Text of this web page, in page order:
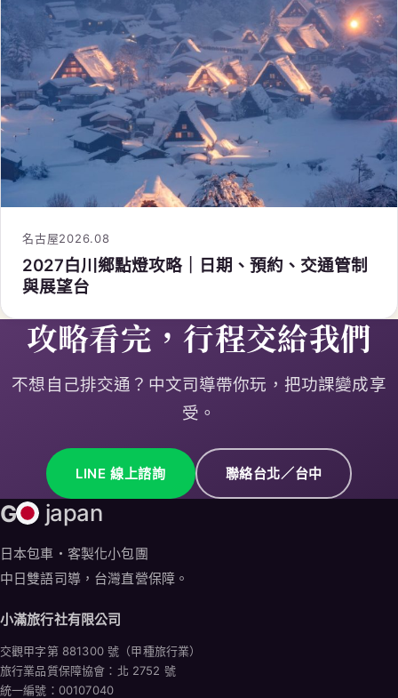
名古屋2026.08
2027白川鄉點燈攻略｜日期、預約、交通管制
與展望台
攻略看完，行程交給我們
不想自己排交通？中文司導帶你玩，把功課變成享
受。
LINE 線上諮詢 聯絡台北／台中
G japan
日本包車・客製化小包團
中日雙語司導，台灣直營保障。
小滿旅行社有限公司
交觀甲字第 881300 號（甲種旅行業）
旅行業品質保障協會：北 2752 號
統一編號：00107040